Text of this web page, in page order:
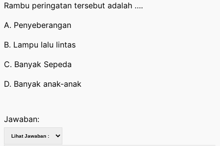
Rambu peringatan tersebut adalah ….
A. Penyeberangan
B. Lampu lalu lintas
C. Banyak Sepeda
D. Banyak anak-anak
Jawaban: